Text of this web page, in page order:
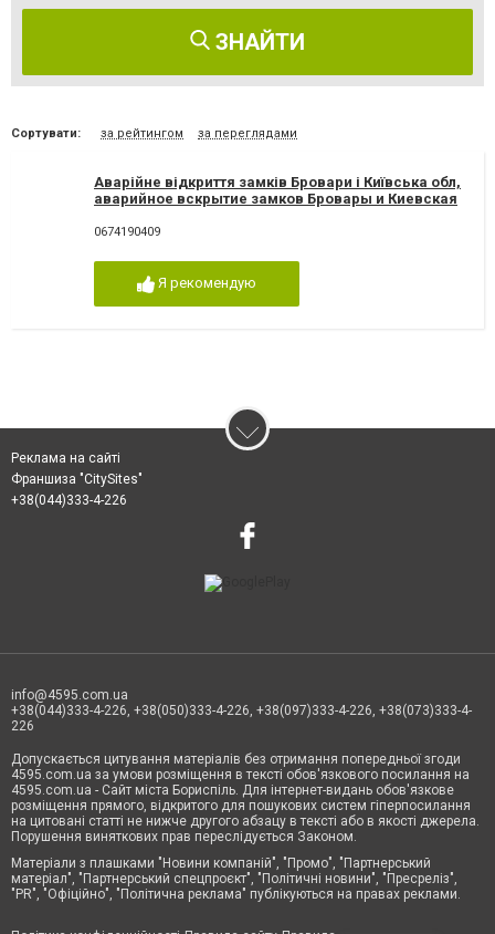
ЗНАЙТИ
Сортувати: за рейтингом за переглядами
Аварійне відкриття замків Бровари і Київська обл,
аварийное вскрытие замков Бровары и Киевская
0674190409
Я рекомендую
Реклама на сайті
Франшиза "CitySites"
+38(044)333-4-226
info@4595.com.ua
+38(044)333-4-226, +38(050)333-4-226, +38(097)333-4-226, +38(073)333-4-
226
Допускається цитування матеріалів без отримання попередньої згоди
4595.com.ua за умови розміщення в тексті обов'язкового посилання на
4595.com.ua - Сайт міста Бориспіль. Для інтернет-видань обов'язкове
розміщення прямого, відкритого для пошукових систем гіперпосилання
на цитовані статті не нижче другого абзацу в тексті або в якості джерела.
Порушення виняткових прав переслідується Законом.
Матеріали з плашками "Новини компаній", "Промо", "Партнерський
матеріал", "Партнерський спецпроєкт", "Політичні новини", "Пресреліз",
"PR", "Офіційно", "Політична реклама" публікуються на правах реклами.